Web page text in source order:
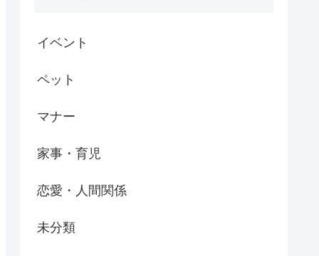
イベント
ペット
マナー
家事・育児
恋愛・人間関係
未分類